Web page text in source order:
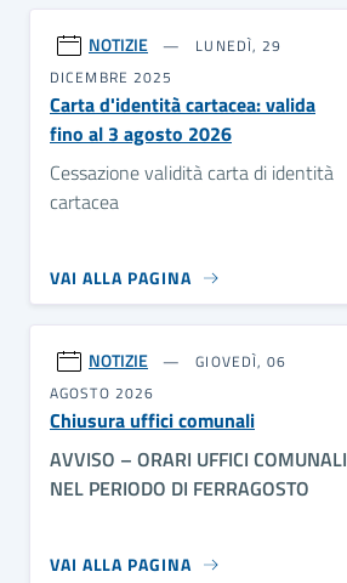
NOTIZIE
LUNEDÌ, 29
DICEMBRE 2025
Carta d'identità cartacea: valida
fino al 3 agosto 2026
Cessazione validità carta di identità
cartacea
VAI ALLA PAGINA
NOTIZIE
GIOVEDÌ, 06
AGOSTO 2026
Chiusura uffici comunali
AVVISO – ORARI UFFICI COMUNALI
NEL PERIODO DI FERRAGOSTO
VAI ALLA PAGINA